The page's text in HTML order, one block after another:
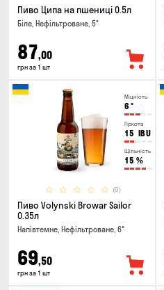
Пиво Ципа на пшениці 0.5л
Біле, Нефільтроване, 5°
87,00
грн за 1 шт
Міцність
6 °
Гіркота
15 IBU
Щільність
15 %
(0)
Пиво Volynski Browar Sailor
0.35л
Напівтемне, Нефільтроване, 6°
69,50
грн за 1 шт